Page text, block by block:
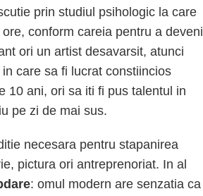
prin studiul psihologic la care
conform careia pentru a deveni
ori un artist desavarsit, atunci
care sa fi lucrat constiincios
10 ani, ori sa iti fi pus talentul in
pe zi de mai sus.
necesara pentru stapanirea
pictura ori antreprenoriat. In al
: omul modern are senzatia ca